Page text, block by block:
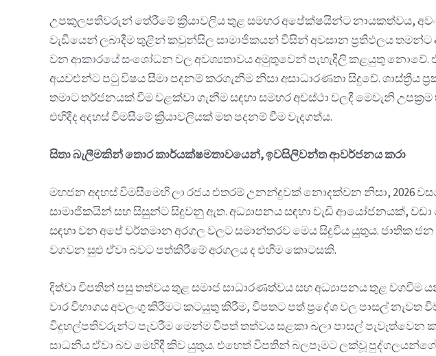
උපකුලපතිවරුන් තේරීමේ ක්‍රියාවලිය තුළ සමහර අපේක්ෂයින්ට නායකත්වය,
වැඩියෙන් ලබාදීම තුළින් කවුන්සිල සාමාජිකයන් විසින් අවසාන ප්‍රතිඵලය
වන ආකාරයේ සංශෝධන වල අවශ්‍යතාවය අමුතුවෙන් පැහැදිලි කළයුතු නොවේ.
අයවළුන්ට පටු විෂය සීමා පදනම් කරගැනීම නිසා අසාධාරණතා සිදුවේ.
තමාට තර්ජනයක් වීම වළක්වා ගැනීම සඳහා සමහර අවස්ථා වලදී මෙවැනි
එහිදීද අදහස් විමසීමේ ක්‍රියාවලියක් මත පදනම් වීම වැදගත්ය.
සිතා බැලීමකින් තොර කාර්යක්ෂමතාවයෙන්, ඉවසිලිවන්ත ආවර්ජනය කරා
මහජන අදහස් විමසීමෙහි ලා රජය එතරම් උනන්දුවක් නොදක්වන නිසා, 2026
සාමාජිකයින් සහ සිසුන්ට සිදුවනු ඇත. අධ්‍යාපනය සඳහා වැඩි ආයෝජනයක්,
සඳහා වන අපේ වර්තමාන අරගල වලට සමාන්තරව මෙය සිදුවිය යුතුය. ජාතික
වගවන සුළු ඒවා බවට පත්කිරීමේ අරගලය ද එහිම කොටසකි.
දිත්වා විපතින් පසු තත්වය තුළ සමාජ සාධාරණත්වය සහ අධ්‍යාපනය තුළ වගවීම
වාර විභාගය අවලංගු කිරීමට කටයුතු කිරීම, විපතට පත් ප්‍රදේශ වල පාසල්
විදුහල්පතිවරුන්ට පැවරීම මෙන්ම විපත් තත්වය සළකා බලා පාසල්
සාධනීය ඒවා බව මෙහිදී කිව යුතුය. එහෙත් විපතින් බලපෑමට ලක්වූ